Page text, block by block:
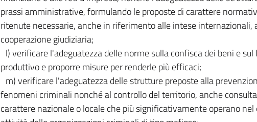
prassi amministrative, formulando le proposte di carattere
ritenute necessarie, anche in riferimento alle intese internazionali,
cooperazione giudiziaria;
l) verificare l'adeguatezza delle norme sulla confisca dei beni e sul
produttivo e proporre misure per renderle più efficaci;
m) verificare l'adeguatezza delle strutture preposte alla
fenomeni criminali nonché al controllo del territorio, anche
carattere nazionale o locale che più significativamente operano